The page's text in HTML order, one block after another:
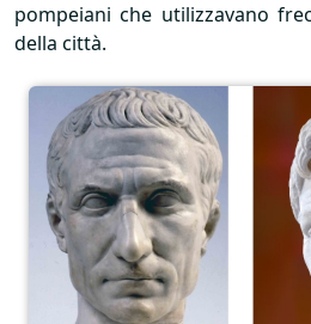
pompeiani che utilizzavano
della città.